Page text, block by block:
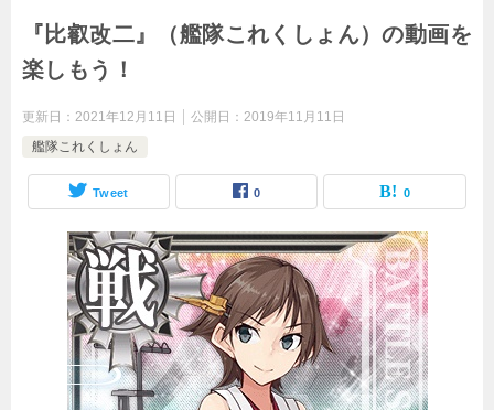
『比叡改二』（艦隊これくしょん）の動画を
楽しもう！
更新日： 2021年12月11日 公開日： 2019年11月11日
艦隊これくしょん
Tweet 0 0